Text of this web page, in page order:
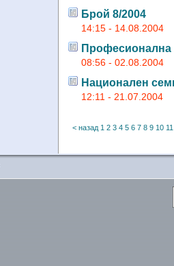
Брой 8/2004
14:15 - 14.08.2004
Професионална
08:56 - 02.08.2004
Национален
12:11 - 21.07.2004
< назад 1 2 3 4 5 6 7 8 9 10 11